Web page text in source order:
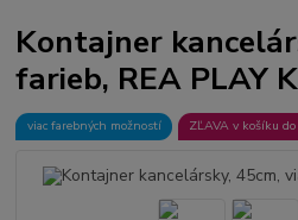
Kontajner
farieb, REA PLAY
viac farebných možností ZĽAVA v košíku